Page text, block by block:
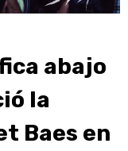
abajo
la
Baes en